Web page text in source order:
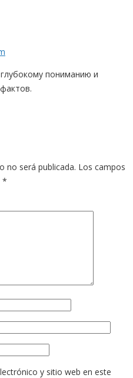
пониманию и
no será publicada. Los campos
*
y sitio web en este